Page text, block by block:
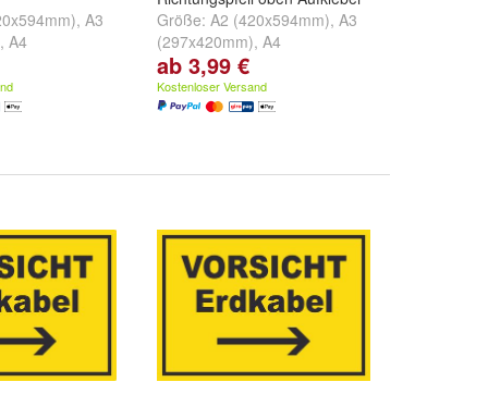
, A3
, A4
Größe: A2 (420x594mm), A3
(297x420mm), A4
(210x297mm)
ab 3,99 €
Kostenloser Versand